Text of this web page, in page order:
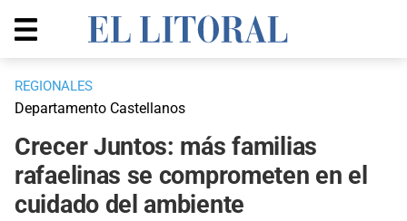
REGIONALES
Departamento Castellanos
Crecer Juntos: más familias
rafaelinas se comprometen en el
cuidado del ambiente